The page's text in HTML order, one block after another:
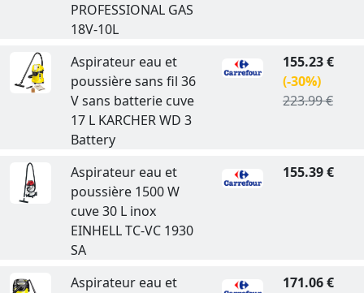
PROFESSIONAL GAS
18V-10L
Aspirateur eau et
poussière sans fil 36
V sans batterie cuve
17 L KARCHER WD 3
Battery
155.23 €
(-30%)
223.99 €
Aspirateur eau et
poussière 1500 W
cuve 30 L inox
EINHELL TC-VC 1930
SA
155.39 €
Aspirateur eau et 171.06 €